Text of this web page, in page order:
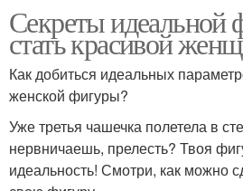
Секреты идеальной
стать красивой
Как добиться идеальных
женской фигуры?
Уже третья чашечка полетела в
нервничаешь, прелесть? Твоя
идеальность! Смотри, как можно